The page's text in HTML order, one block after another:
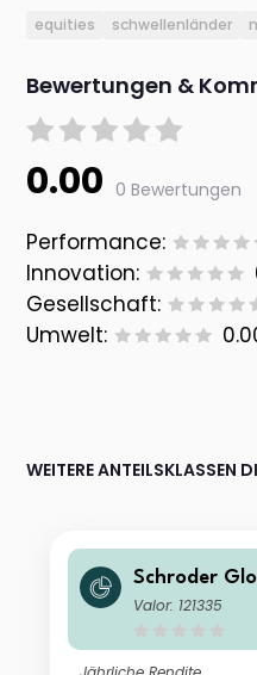
equities schwellenländer
Bewertungen &
0.00 0 Bewertungen
Performance:
Innovation:
Gesellschaft:
Umwelt:
WEITERE ANTEILSKLASSEN
Schroder
und A Income
Valor: 121335